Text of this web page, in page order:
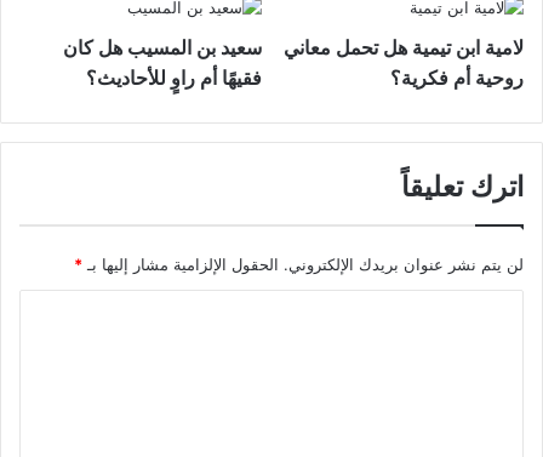
لامية ابن تيمية هل تحمل معاني
روحية أم فكرية؟
سعيد بن المسيب هل كان
فقيهًا أم راوٍ للأحاديث؟
اترك تعليقاً
لن يتم نشر عنوان بريدك الإلكتروني. الحقول الإلزامية مشار إليها بـ *